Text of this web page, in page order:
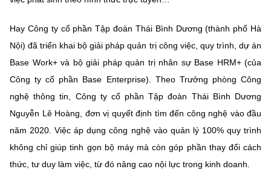
Hay Công ty cổ phần Tập đoàn Thái Bình Dương (thành phố Hà
Nội) đã triển khai bộ giải pháp quản trị công việc, quy trình, dự án
Base Work+ và bộ giải pháp quản trị nhân sự Base HRM+ (của
Công ty cổ phần Base Enterprise). Theo Trưởng phòng Công
nghệ thông tin, Công ty cổ phần Tập đoàn Thái Bình Dương
Nguyễn Lê Hoàng, đơn vị quyết định tìm đến công nghệ vào đầu
năm 2020. Việc áp dụng công nghệ vào quản lý 100% quy trình
không chỉ giúp tinh gọn bộ máy mà còn góp phần thay đổi cách
thức, tư duy làm việc, từ đó nâng cao nội lực trong kinh doanh.